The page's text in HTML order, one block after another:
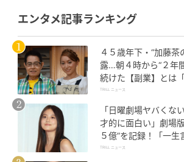
エンタメ記事ランキング
４５歳年下・“加藤茶
露…朝４時から“２年
続けた【副業】とは
ぐのって大変」
TRILL ニュース
「日曜劇場ヤバくな
才的に面白い」劇場版
５億”を記録！「一生
る」放送後も続く“切
TRILL ニュース